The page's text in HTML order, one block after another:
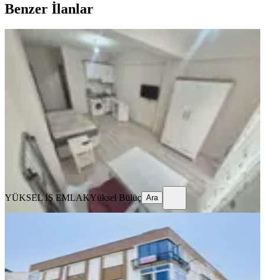
Benzer İlanlar
Yeşilyurt Mahallesi Üniversite Karşısı
1+0 Eşyalı Kiralık Daire
Kepez, Yeşilyurt Mahallesi
Stüdyo· 30 m² 1. Kat
16.000 ₺
YÜKSEL İŞ EMLAK Yüksel Bülüç
Ara
YÜKSEL İŞ EMLAKYüksel Bülüç Ara
Teomanpaşada Belediye Yanı
Tramvaya 100 M 2+1 Çift Balkonlu
Kepez, Teomanpaşa Mahallesi